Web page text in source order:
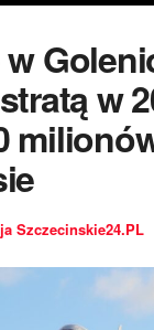
w
Szczecinskie24.PL